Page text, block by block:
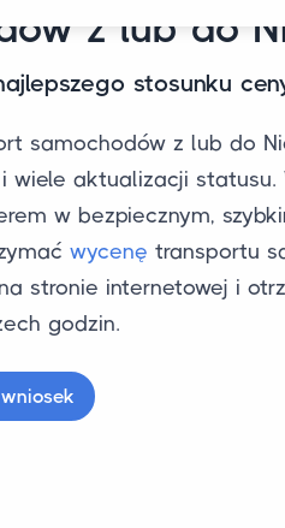
z lub do
stosunku
samochodów z lub do
wiele aktualizacji statusu.
w bezpiecznym,
wycenę transportu
stronie internetowej i
godzin.
wniosek